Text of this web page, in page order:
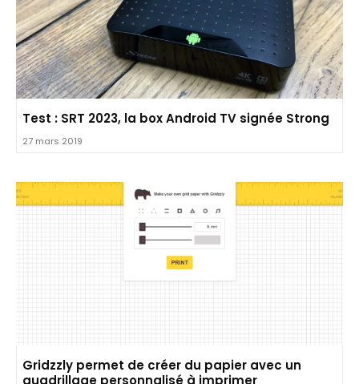
Test : SRT 2023, la box Android TV signée Strong
27 mars 2019
Gridzzly permet de créer du papier avec un
quadrillage personnalisé à imprimer